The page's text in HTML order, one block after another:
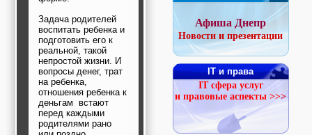
Строительство и
ремонт: проектные
работы,
строительные и
отделочные
материалы,
строительные
машины и техника,
все для
коммуникаций
Туризм, отдых,
путешествия,
Задача родителей
воспитать ребенка и
подготовить его к
реальной, такой
непростой жизни. И
вопросы денег, трат
на ребенка,
отношения ребенка к
деньгам встают
перед каждыми
родителями рано
Афиша Днепр
Новости и презентации
IT и права
IT сфера услуг
и правовые аспекты >>>